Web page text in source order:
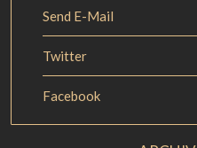
Send E-Mail
Twitter
Facebook